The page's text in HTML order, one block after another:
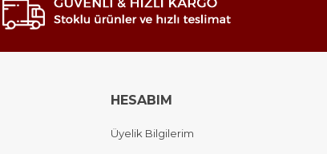
HESABIM
Üyelik Bilgilerim